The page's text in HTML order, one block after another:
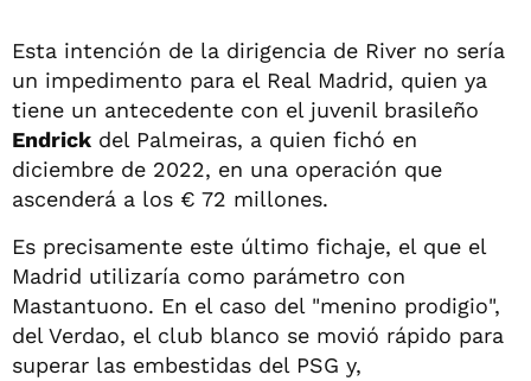
Esta intención de la dirigencia de River no sería
un impedimento para el Real Madrid, quien ya
tiene un antecedente con el juvenil brasileño
Endrick del Palmeiras, a quien fichó en
diciembre de 2022, en una operación que
ascenderá a los € 72 millones.
Es precisamente este último fichaje, el que el
Madrid utilizaría como parámetro con
Mastantuono. En el caso del "menino prodigio",
del Verdao, el club blanco se movió rápido para
superar las embestidas del PSG y,